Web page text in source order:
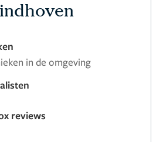
in de omgeving
reviews